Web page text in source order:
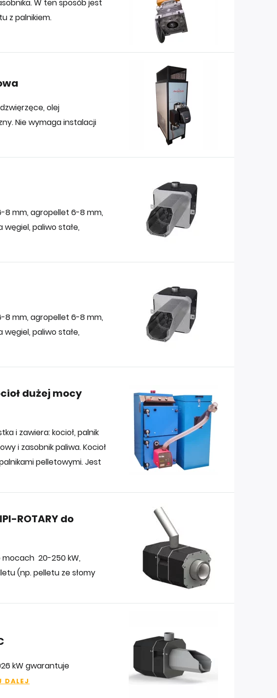
W ten sposób jest
z palnikiem.
olej
Nie wymaga instalacji
8 mm, agropellet 6-8 mm,
paliwo stałe,
8 mm, agropellet 6-8 mm,
paliwo stałe,
dużej mocy
i zawiera: kocioł, palnik
i zasobnik paliwa. Kocioł
pelletowymi. Jest
ROTARY do
mocach 20-250 kW,
(np. pelletu ze słomy
kW gwarantuje
DALEJ